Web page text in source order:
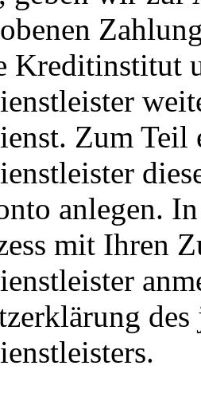
Kreditinstitut
Zum Teil
anlegen.
mit Ihren